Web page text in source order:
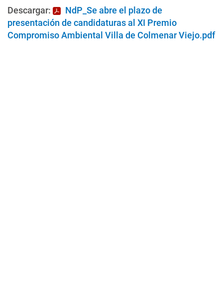
Descargar:
NdP_Se abre el plazo de
presentación de candidaturas al XI Premio
Compromiso Ambiental Villa de Colmenar Viejo.pdf